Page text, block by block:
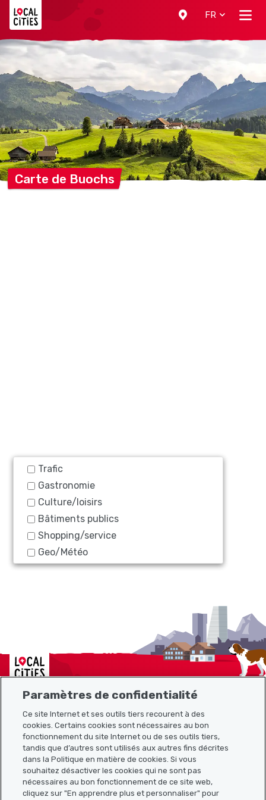
FR
Carte de Buochs
Trafic
Gastronomie
Culture/loisirs
Bâtiments publics
Shopping/service
Geo/Météo
Localcities
Plan du site
Liens utiles
Télécharger l’application Localcities
Paramètres de confidentialité
Ce site Internet et ses outils tiers recourent à des
cookies. Certains cookies sont nécessaires au bon
fonctionnement du site Internet ou de ses outils tiers,
tandis que d’autres sont utilisés aux autres fins décrites
dans la Politique en matière de cookies. Si vous
souhaitez désactiver les cookies qui ne sont pas
nécessaires au bon fonctionnement de ce site web,
cliquez sur "En apprendre plus et personnaliser" pour